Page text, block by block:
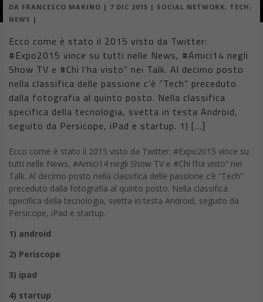
https://twitter.com/usopen/status/642804092016939009
https://twitter.com/flavia_pennetta/status/643673242805383168
https://twitter.com/roberta_vinci/status/643045980909211648
https://twitter.com/roberta_vinci/status/644064334973378560
#Romasonoio
L’iniziativa partita da Alessandro Gassman con lo scopo di
ripulire la Capitale d’Italia.
https://twitter.com/GassmanGassmann/status/62505848338632
7040
#SaveRummo
La campagna a sostegno del pastificio Rummo durante
l’alluvione che ha colpito Benevento a ottobre 2015.
https://twitter.com/stanzaselvaggia/status/65569663620786995
2
https://twitter.com/fiorello/status/655666240841715712
https://twitter.com/Karse/status/655738866956111873/photo/1
#messinasenzacqua